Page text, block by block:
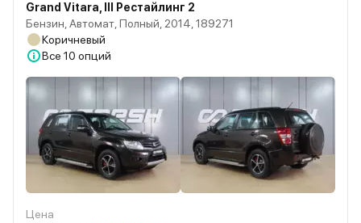
Grand Vitara, III Рестайлинг 2
Бензин, Автомат, Полный, 2014, 189271
Коричневый
Все 10 опций
Цена